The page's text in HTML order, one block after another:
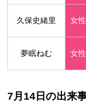
久保史緒里 女性
夢眠ねむ 女性
7月14日の出来